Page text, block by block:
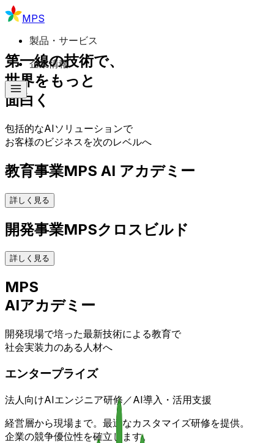
MPS
製品・サービス
企業情報
第一線の技術で、
世界をもっと
面白く
包括的なAIソリューションで
お客様のビジネスを次のレベルへ
教育事業MPS AI アカデミー
詳しく見る
開発事業MPSクロスビルド
詳しく見る
MPS
AIアカデミー
開発現場で培った最新技術による教育で
社会実装力のある人材へ
エンタープライズ
法人向けAIエンジニア研修／AI導入・活用支援
経営層から現場まで。最適なカスタマイズ研修を提供。
企業の競争優位性を確立します。